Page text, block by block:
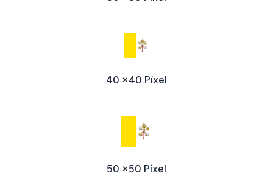
40 x40 Píxel
50 x50 Píxel